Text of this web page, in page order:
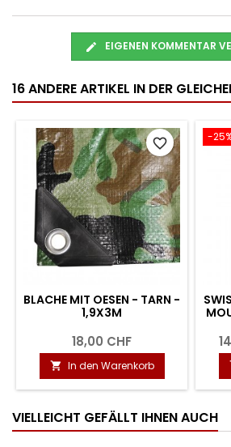
EIGENEN KOMMENTAR
16 ANDERE ARTIKEL IN DER
BLACHE MIT OESEN - TARN -
1,9X3M
18,00 CHF
 In den Warenkorb
favorite_border -
VIELLEICHT GEFÄLLT IHNEN AUCH